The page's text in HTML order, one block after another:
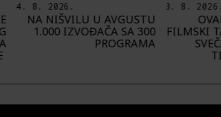
3. 8. 2026.
OVAKO JE IZGLEDAO
FILMSKI TALAS NA MORU:
SVEČANO ZATVOREN
6. 8. 2026.